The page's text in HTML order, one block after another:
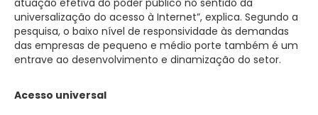
universalização do acesso à Internet”, explica. Segundo a
pesquisa, o baixo nível de responsividade às demandas
das empresas de pequeno e médio porte também é um
entrave ao desenvolvimento e dinamização do setor.
Acesso universal